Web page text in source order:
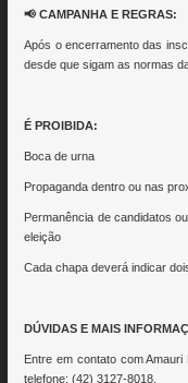
📢 CAMPANHA E REGRAS:
Após o encerramento das
desde que sigam as normas
É PROIBIDA:
Boca de urna
Propaganda dentro ou nas
Permanência de candidatos
eleição
Cada chapa deverá indicar
DÚVIDAS E MAIS
Entre em contato com
telefone: (42) 3127-8018.